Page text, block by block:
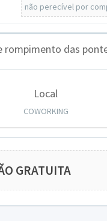
não perecível por
rompimento das
Local
COWORKING
GRATUITA